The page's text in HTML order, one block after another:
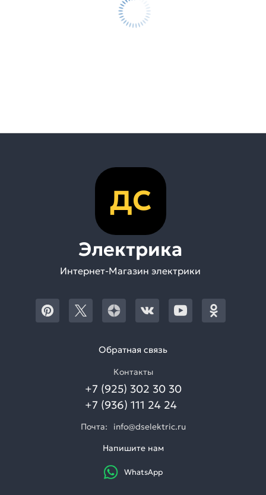
ДС
Электрика
Интернет-Магазин электрики
Обратная связь
Контакты
+7 (925) 302 30 30
+7 (936) 111 24 24
Почта:
info@dselektric.ru
Напишите нам
WhatsApp